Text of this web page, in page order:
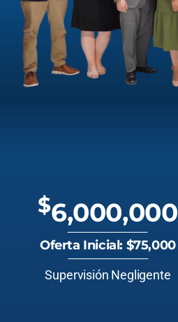
$6,000,000
Oferta Inicial: $75,000
Supervisión Negligente